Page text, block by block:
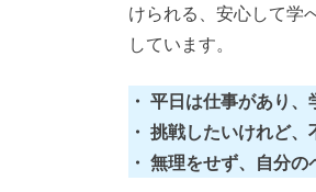
けられる、安心して学
しています。
・ 平日は仕事があり、
・ 挑戦したいけれど、
・ 無理をせず、自分の